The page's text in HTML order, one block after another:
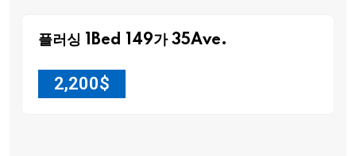
플러싱 1Bed 149가 35Ave.
2,200$